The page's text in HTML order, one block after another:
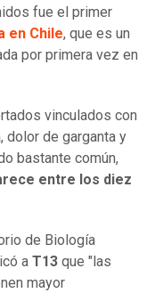
fue el primer
en Chile, que es un
por primera vez en
vinculados con
dolor de garganta y
bastante común,
entre los diez
de Biología
a T13 que "las
mayor